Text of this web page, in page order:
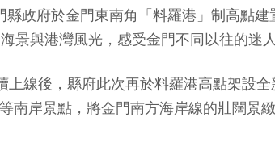
政府於金門東南角「料羅港」制高點
景與港灣風光，感受金門不同以往的迷人
線後，縣府此次再於料羅港高點架設
南岸景點，將金門南方海岸線的壯闊景